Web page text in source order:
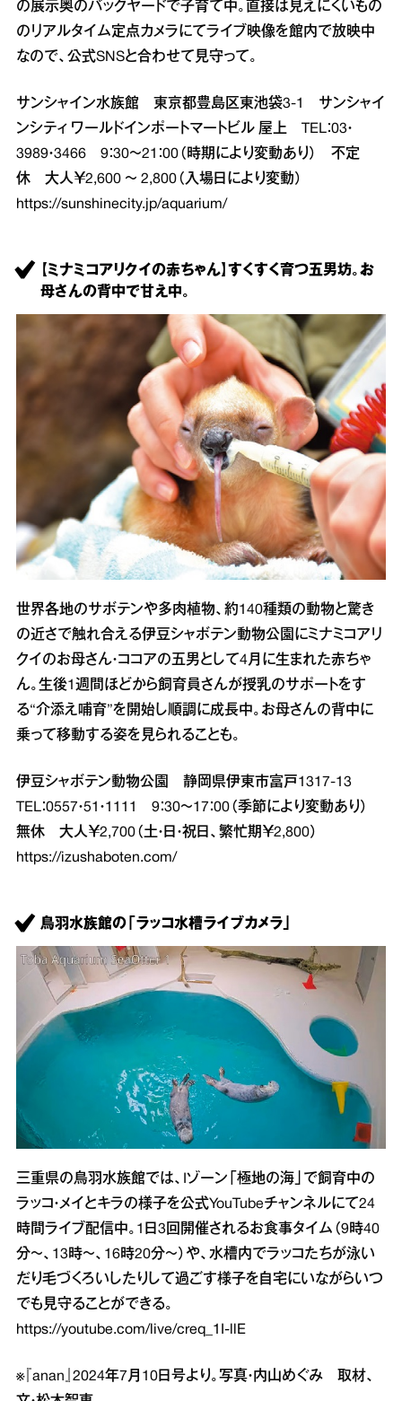
の展示奥のバックヤードで子育て中。直接は見えにくいもの
のリアルタイム定点カメラにてライブ映像を館内で放映中
なので、公式SNSと合わせて見守って。
サンシャイン水族館 東京都豊島区東池袋3‐1 サンシャイ
ンシティ ワールドインポートマートビル 屋上 TEL：03・
3989・3466 9：30～21：00（時期により変動あり） 不定
休 大人￥2,600 ～ 2,800（入場日により変動）
https://sunshinecity.jp/aquarium/
【ミナミコアリクイの赤ちゃん】すくすく育つ五男坊。お
母さんの背中で甘え中。
世界各地のサボテンや多肉植物、約140種類の動物と驚き
の近さで触れ合える伊豆シャボテン動物公園にミナミコアリ
クイのお母さん・ココアの五男として4月に生まれた赤ちゃ
ん。生後1週間ほどから飼育員さんが授乳のサポートをす
る“介添え哺育”を開始し順調に成長中。お母さんの背中に
乗って移動する姿を見られることも。
伊豆シャボテン動物公園 静岡県伊東市富戸1317‐13
TEL：0557・51・1111 9：30～17：00（季節により変動あり）
無休 大人￥2,700（土・日・祝日、繁忙期￥2,800）
https://izushaboten.com/
鳥羽水族館の「ラッコ水槽ライブカメラ」
三重県の鳥羽水族館では、Iゾーン「極地の海」で飼育中の
ラッコ・メイとキラの様子を公式YouTubeチャンネルにて24
時間ライブ配信中。1日3回開催されるお食事タイム（9時40
分～、13時～、16時20分～）や、水槽内でラッコたちが泳い
だり毛づくろいしたりして過ごす様子を自宅にいながらいつ
でも見守ることができる。
https://youtube.com/live/creq_1I-llE
※『anan』2024年7月10日号より。写真・内山めぐみ 取材、